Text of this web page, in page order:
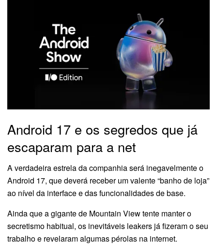
Android 17 e os segredos que já
escaparam para a net
A verdadeira estrela da companhia será inegavelmente o
Android 17, que deverá receber um valente “banho de loja”
ao nível da interface e das funcionalidades de base.
Ainda que a gigante de Mountain View tente manter o
secretismo habitual, os inevitáveis leakers já fizeram o seu
trabalho e revelaram algumas pérolas na internet.